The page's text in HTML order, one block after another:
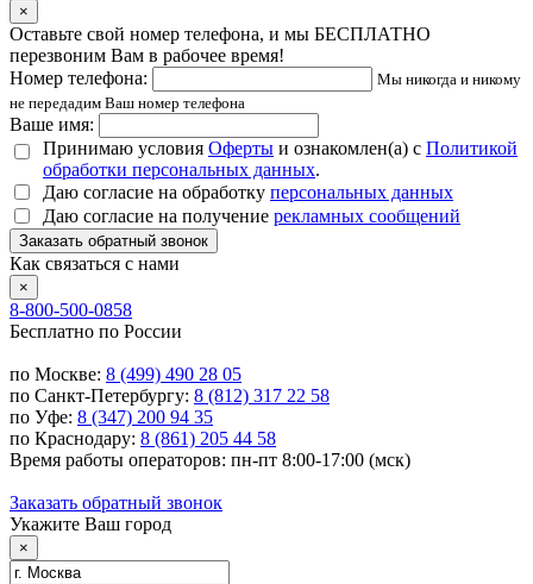
×
Оставьте свой номер телефона, и мы БЕСПЛАТНО
перезвоним Вам в рабочее время!
Номер телефона:
Мы никогда и никому
не передадим Ваш номер телефона
Ваше имя:
Принимаю условия Оферты и ознакомлен(а) с Политикой
обработки персональных данных.
Даю согласие на обработку персональных данных
Даю согласие на получение рекламных сообщений
Заказать обратный звонок
Как связаться с нами
×
8-800-500-0858
Бесплатно по России
по Москве: 8 (499) 490 28 05
по Санкт-Петербургу: 8 (812) 317 22 58
по Уфе: 8 (347) 200 94 35
по Краснодару: 8 (861) 205 44 58
Время работы операторов: пн-пт 8:00-17:00 (мск)
Заказать обратный звонок
Укажите Ваш город
×